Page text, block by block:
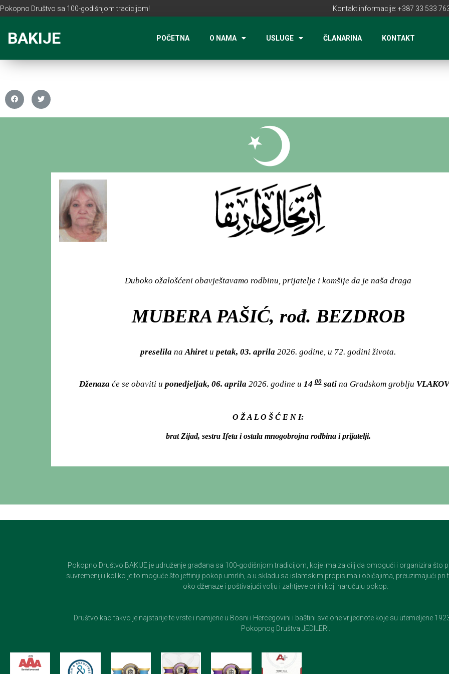
Pokopno Društvo sa 100-godišnjom tradicijom! Kontakt informacije: +387 33 533
BAKIJE POČETNA O NAMA USLUGE ČLANARINA KONTAKT
Duboko ožalošćeni obavještavamo rodbinu, prijatelje i komšije da je naša draga
MUBERA PAŠIĆ, rođ. BEZDROB
preselila naAhiret u petak, 03. aprila 2026. godine, u 72. godini života.
Dženaza će se obaviti u ponedjeljak, 06. aprila 2026. godine u 1400satina Gradskom groblju
O Ž A L O Š Ć E N I:
brat Zijad, sestra Ifeta i ostala mnogobrojna rodbina i prijatelji.
Pokopno Društvo BAKIJE je udruženje građana sa 100-godišnjom tradicijom, koje ima za cilj da omogući i organizira što
suvremeniji i koliko je to moguće što jeftiniji pokop umrlih, a u skladu sa islamskim propisima i običajima, preuzimajući pri
oko dženaze i poštivajući volju i zahtjeve onih koji naručuju pokop.
Društvo kao takvo je najstarije te vrste i namjene u Bosni i Hercegovini i baštini sve one vrijednote koje su utemeljene
Pokopnog Društva JEDILERI.